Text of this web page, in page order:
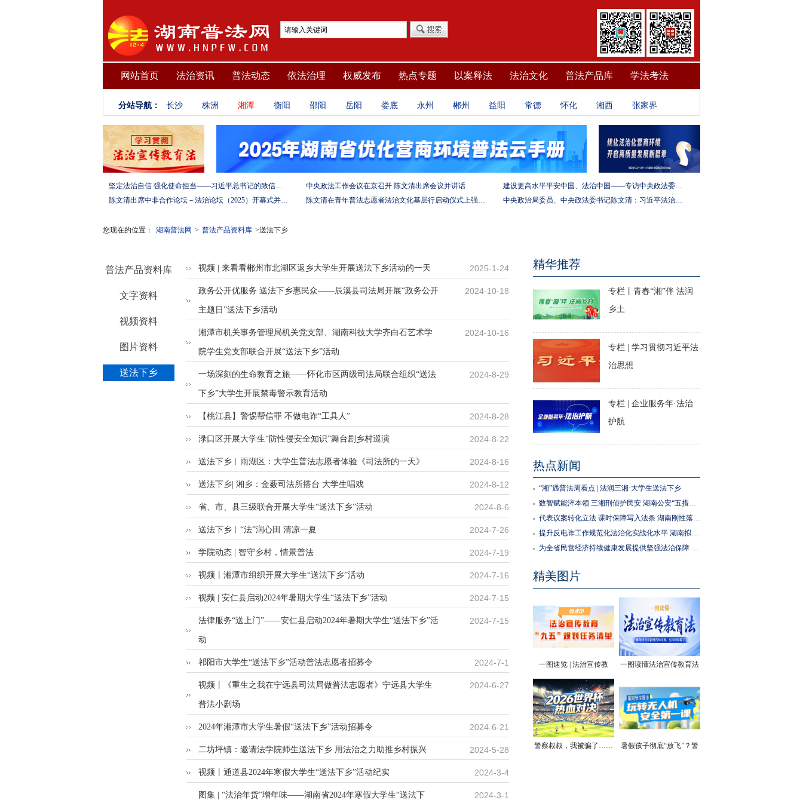
网站首页 法治资讯 普法动态 依法治理 权威发布 热点专题 以案释法 法治文化 普法产品库 学法考法
分站导航： 长沙 株洲 湘潭 衡阳 邵阳 岳阳 娄底 永州 郴州 益阳 常德 怀化 湘西 张家界
坚定法治自信 强化使命担当——习近平总书记的致信激励法学法律工作者投身全面依法治国伟大实践 中央政法工作会议在京召开 陈文清出席会议并讲话
建设更高水平平安中国、法治中国——专访中央政法委秘书长訚柏
陈文清出席中非合作论坛－法治论坛（2025）开幕式并在湖南调研
陈文清在青年普法志愿者法治文化基层行启动仪式上强调 以学习宣传习近平法治思想引领普法工作 中央政治局委员、中央政法委书记陈文清：习近平法治思想是全面依法治国的根本遵循和行动指南
您现在的位置： 湖南普法网 > 普法产品资料库 >送法下乡
普法产品资料库
文字资料
视频资料
图片资料
送法下乡
视频 | 来看看郴州市北湖区返乡大学生开展送法下乡活动的一天 2025-1-24
政务公开优服务 送法下乡惠民众——辰溪县司法局开展“政务公开
主题日”送法下乡活动
2024-10-18
湘潭市机关事务管理局机关党支部、湖南科技大学齐白石艺术学
院学生党支部联合开展“送法下乡”活动
2024-10-16
一场深刻的生命教育之旅——怀化市区两级司法局联合组织“送法
下乡”大学生开展禁毒警示教育活动
2024-8-29
【桃江县】警惕帮信罪 不做电诈“工具人” 2024-8-28
渌口区开展大学生“防性侵安全知识”舞台剧乡村巡演 2024-8-22
送法下乡︱雨湖区：大学生普法志愿者体验《司法所的一天》 2024-8-16
送法下乡| 湘乡：金薮司法所搭台 大学生唱戏 2024-8-12
省、市、县三级联合开展大学生“送法下乡”活动 2024-8-6
送法下乡︱“法”润心田 清凉一夏 2024-7-26
学院动态 | 智守乡村，情景普法 2024-7-19
视频丨湘潭市组织开展大学生“送法下乡”活动 2024-7-16
视频 | 安仁县启动2024年暑期大学生“送法下乡”活动 2024-7-15
法律服务“送上门”——安仁县启动2024年暑期大学生“送法下乡”活
动
2024-7-15
祁阳市大学生“送法下乡”活动普法志愿者招募令 2024-7-1
视频丨《重生之我在宁远县司法局做普法志愿者》宁远县大学生
普法小剧场
2024-6-27
2024年湘潭市大学生暑假“送法下乡”活动招募令 2024-6-21
二坊坪镇：邀请法学院师生送法下乡 用法治之力助推乡村振兴 2024-5-28
视频丨通道县2024年寒假大学生“送法下乡”活动纪实 2024-3-4
图集 | “法治年货”增年味——湖南省2024年寒假大学生“送法下 2024-3-1
精华推荐
专栏丨青春“湘”伴 法润
乡土
专栏 | 学习贯彻习近平法
治思想
专栏 | 企业服务年·法治
护航
热点新闻
“湘”遇普法周看点 | 法润三湘·大学生送法下乡
数智赋能淬本领 三湘刑侦护民安 湖南公安“五措并举”推进执法规范化建设
代表议案转化立法 课时保障写入法条 湖南刚性落实中小学生体育锻炼要求
提升反电诈工作规范化法治化实战化水平 湖南拟为反电诈工作立法
为全省民营经济持续健康发展提供坚强法治保障 湖南拟出台实施民营经济促进法办法
精美图片
一图速览 | 法治宣传教
育“九五”规划任务清单
一图读懂法治宣传教育法
务，有法律保障了
警察叔叔，我被骗了……
暑假孩子彻底“放飞”？警